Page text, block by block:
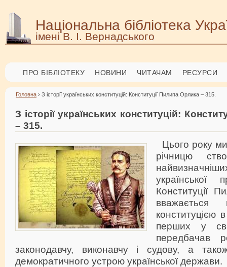
Національна бібліотека
імені В. І. Вернадського
ПРО БІБЛІОТЕКУ НОВИНИ ЧИТАЧАМ РЕСУРСИ
Головна › З історії українських конституцій: Конституції Пилипа Орлика – 315.
З історії українських конституцій:
– 315.
Цього року
річницю
Конституції
конституцією
перших у
передбачав
законодавчу, виконавчу і судову, а
демократичного устрою української держави.